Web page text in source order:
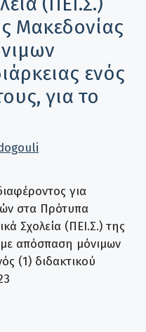
Μακεδονίας
ενός
για το
για
στα Πρότυπα
Σχολεία (ΠΕΙ.Σ.) της
απόσπαση μόνιμων
(1) διδακτικού